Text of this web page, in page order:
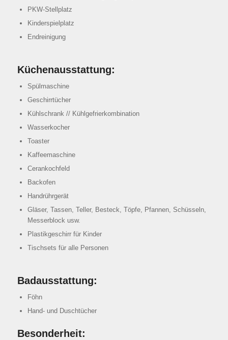
PKW-Stellplatz
Kinderspielplatz
Endreinigung
Küchenausstattung:
Spülmaschine
Geschirrtücher
Kühlschrank // Kühlgefrierkombination
Wasserkocher
Toaster
Kaffeemaschine
Cerankochfeld
Backofen
Handrührgerät
Gläser, Tassen, Teller, Besteck, Töpfe, Pfannen, Schüsseln,
Messerblock usw.
Plastikgeschirr für Kinder
Tischsets für alle Personen
Badausstattung:
Föhn
Hand- und Duschtücher
Besonderheit: